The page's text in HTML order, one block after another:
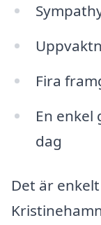
Fira
En
dag
Det är